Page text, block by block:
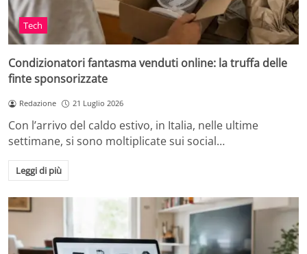
Tech
Condizionatori fantasma venduti online: la truffa delle
finte sponsorizzate
Redazione 21 Luglio 2026
Con l’arrivo del caldo estivo, in Italia, nelle ultime
settimane, si sono moltiplicate sui social…
Leggi di più